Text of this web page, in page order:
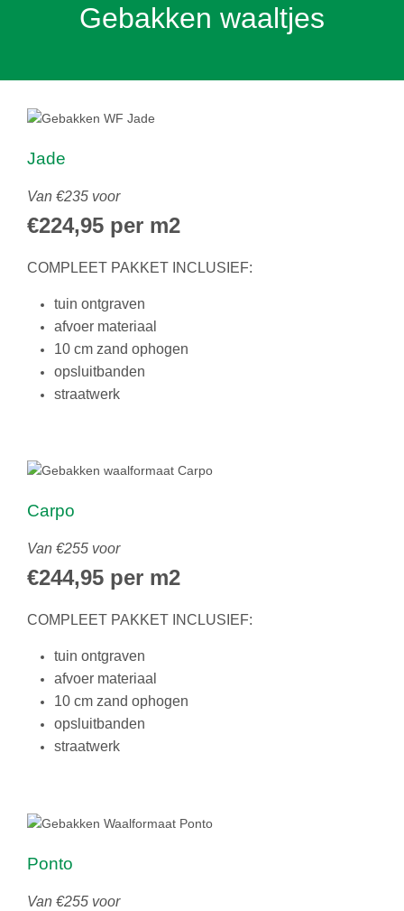
Gebakken waaltjes
Jade
Van €235 voor
€224,95 per m2
COMPLEET PAKKET INCLUSIEF:
tuin ontgraven
afvoer materiaal
10 cm zand ophogen
opsluitbanden
straatwerk
Carpo
Van €255 voor
€244,95 per m2
COMPLEET PAKKET INCLUSIEF:
tuin ontgraven
afvoer materiaal
10 cm zand ophogen
opsluitbanden
straatwerk
Ponto
Van €255 voor